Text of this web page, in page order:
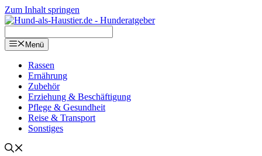
Zum Inhalt springen
Menü
Ras­sen
Ernäh­rung
Zube­hör
Erzie­hung & Beschäf­ti­gung
Pfle­ge & Gesund­heit
Rei­se & Trans­port
Sons­ti­ges